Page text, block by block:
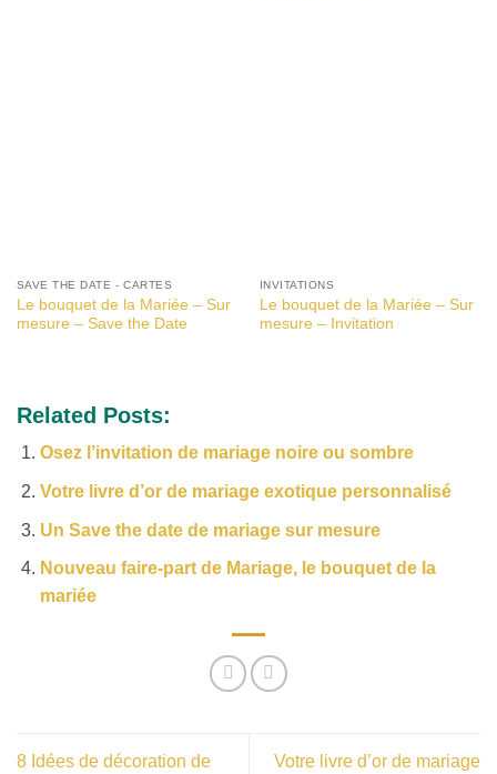
SAVE THE DATE - CARTES
Le bouquet de la Mariée – Sur
mesure – Save the Date
INVITATIONS
Le bouquet de la Mariée – Sur
mesure – Invitation
Related Posts:
Osez l’invitation de mariage noire ou sombre
Votre livre d’or de mariage exotique personnalisé
Un Save the date de mariage sur mesure
Nouveau faire-part de Mariage, le bouquet de la
mariée
8 Idées de décoration de
Votre livre d’or de mariage